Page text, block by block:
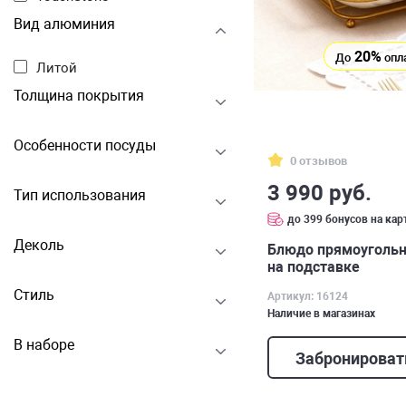
Вид алюминия
Литой
Толщина покрытия
Особенности посуды
Тип использования
Деколь
Стиль
В наборе
До 20%
0 отзывов
3 990 руб.
до 399 бонусов на
Блюдо
на подставке
Артикул: 16124
Наличие в магазинах